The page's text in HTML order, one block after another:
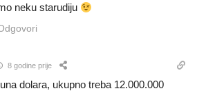
neku starudiju
8 godine prije
dolara, ukupno treba 12.000.000